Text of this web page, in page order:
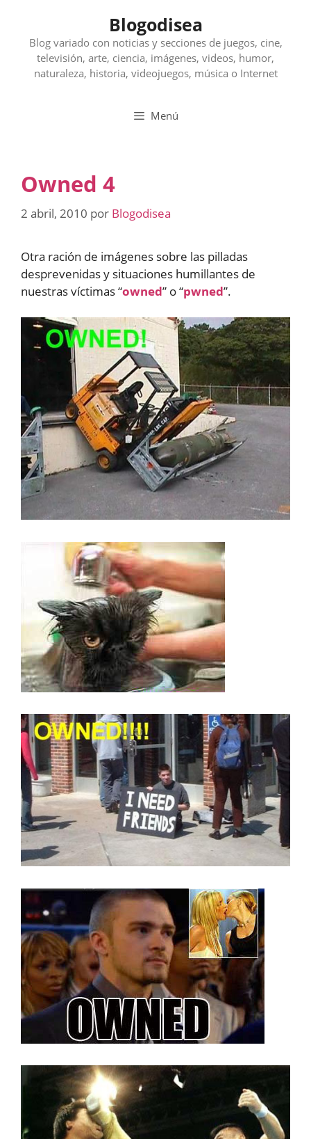
contenido
Blogodisea
Blog variado con noticias y secciones de juegos, cine,
televisión, arte, ciencia, imágenes, videos, humor,
naturaleza, historia, videojuegos, música o Internet
Menú
Owned 4
2 abril, 2010 por Blogodisea
Otra ración de imágenes sobre las pilladas
desprevenidas y situaciones humillantes de
nuestras víctimas “owned” o “pwned”.